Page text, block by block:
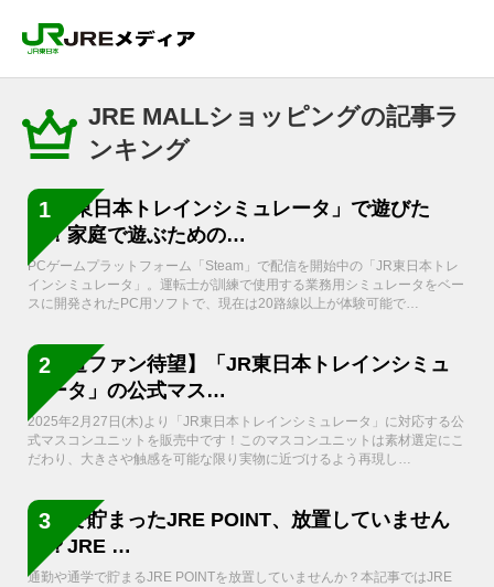
JRE MALLショッピングの記事ラ
ンキング
1
「JR東日本トレインシミュレータ」で遊びた
い！家庭で遊ぶための…
PCゲームプラットフォーム「Steam」で配信を開始中の「JR東日本トレ
インシミュレータ」。運転士が訓練で使用する業務用シミュレータをベー
スに開発されたPC用ソフトで、現在は20路線以上が体験可能で…
2
【鉄道ファン待望】「JR東日本トレインシミュ
レータ」の公式マス…
2025年2月27日(木)より「JR東日本トレインシミュレータ」に対応する公
式マスコンユニットを販売中です！このマスコンユニットは素材選定にこ
だわり、大きさや触感を可能な限り実物に近づけるよう再現し…
3
通勤で貯まったJRE POINT、放置していません
か？JRE …
通勤や通学で貯まるJRE POINTを放置していませんか？本記事ではJRE